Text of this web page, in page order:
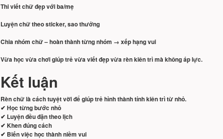
Thi viết chữ đẹp với ba/mẹ
Luyện chữ theo sticker, sao thưởng
Chia nhóm chữ – hoàn thành từng nhóm → xếp hạng vui
Vừa học vừa chơi giúp trẻ vừa viết đẹp vừa rèn kiên trì mà không áp lực.
Kết luận
Rèn chữ là cách tuyệt vời để giúp trẻ hình thành tính kiên trì từ nhỏ.
✔ Học từng bước nhỏ
✔ Luyện đều đặn theo lịch
✔ Khen đúng cách
✔ Biến việc học thành niềm vui